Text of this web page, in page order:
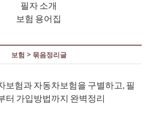
필자 소개
보험 용어집
보험 > 묶음정리글
보험과 자동차보험을 구별하고, 필
터 가입방법까지 완벽정리